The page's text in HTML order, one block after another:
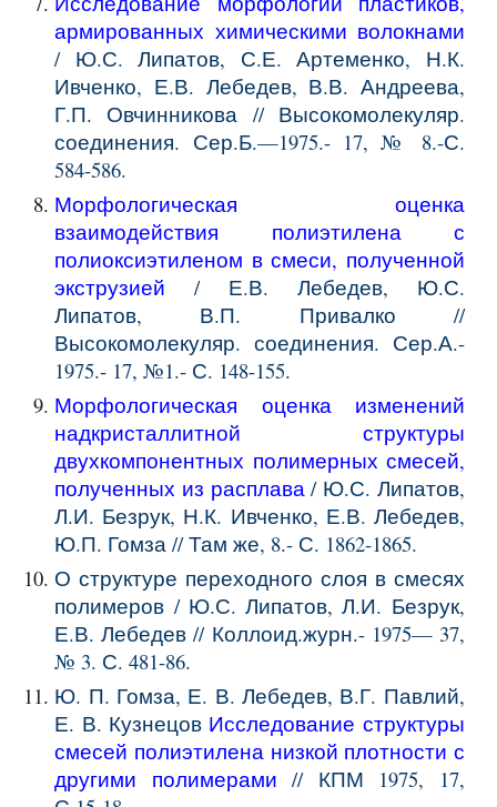
армированных химическими волокнами
/ Ю.С. Липатов, С.Е. Артеменко, Н.К.
Ивченко, Е.В. Лебедев, В.В. Андреева,
Г.П. Овчинникова // Высокомолекуляр.
соединения. Сер.Б.—1975.- 17, № 8.-С.
584-586.
Морфологическая оценка
взаимодействия полиэтилена с
полиоксиэтиленом в смеси, полученной
экструзией / Е.В. Лебедев, Ю.С.
Липатов, В.П. Привалко //
Высокомолекуляр. соединения. Сер.А.-
1975.- 17, №1.- С. 148-155.
Морфологическая оценка изменений
надкристаллитной структуры
двухкомпонентных полимерных смесей,
полученных из расплава/ Ю.С. Липатов,
Л.И. Безрук, Н.К. Ивченко, Е.В. Лебедев,
Ю.П. Гомза // Там же, 8.- С. 1862-1865.
О структуре переходного слоя в смесях
полимеров / Ю.С. Липатов, Л.И. Безрук,
Е.В. Лебедев // Коллоид.журн.- 1975— 37,
№ 3. С. 481-86.
Ю. П. Гомза, Е. В. Лебедев, В.Г. Павлий,
Е. В. Кузнецов Исследование структуры
смесей полиэтилена низкой плотности с
другими полимерами // КПМ 1975, 17,